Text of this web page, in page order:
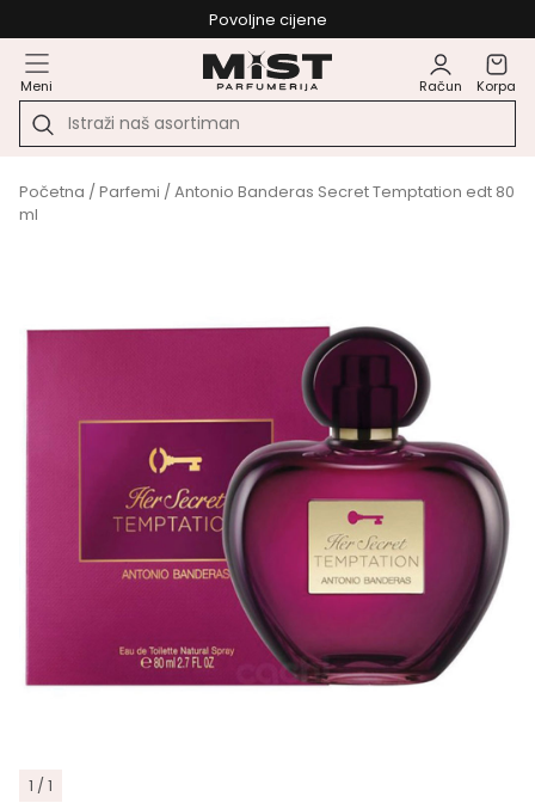
Povoljne cijene
Meni Račun Korpa
Početna /Parfemi / Antonio Banderas Secret Temptation edt 80
ml
1 / 1